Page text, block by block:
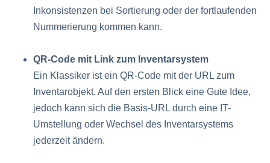
Inkonsistenzen bei Sortierung oder der fortlaufenden
Nummerierung kommen kann.
QR-Code mit Link zum Inventarsystem
Ein Klassiker ist ein QR-Code mit der URL zum
Inventarobjekt. Auf den ersten Blick eine Gute Idee,
jedoch kann sich die Basis-URL durch eine IT-
Umstellung oder Wechsel des Inventarsystems
jederzeit ändern.